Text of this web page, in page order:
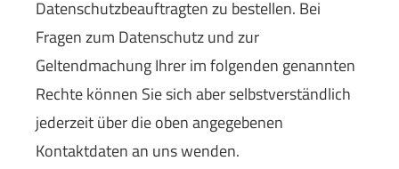
Datenschutzbeauftragten zu bestellen. Bei
Fragen zum Datenschutz und zur
Geltendmachung Ihrer im folgenden genannten
Rechte können Sie sich aber selbstverständlich
jederzeit über die oben angegebenen
Kontaktdaten an uns wenden.